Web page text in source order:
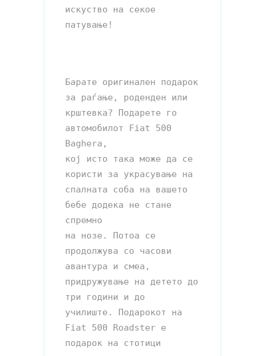
искуство на секое
патување!
Барате оригинален подарок
за раѓање, роденден или
крштевка? Подарете го
автомобилот Fiat 500
Baghera,
кој исто така може да се
користи за украсување на
спалната соба на вашето
бебе додека не стане
спремно
на нозе. Потоа се
продолжува со часови
авантура и смеа,
придружување на детето до
три години и до
училиште. Подарокот на
Fiat 500 Roadster е
подарок на стотици